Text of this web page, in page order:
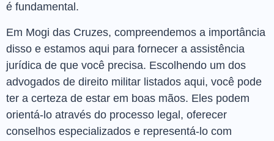
é fundamental.
Em Mogi das Cruzes, compreendemos a importância
disso e estamos aqui para fornecer a assistência
jurídica de que você precisa. Escolhendo um dos
advogados de direito militar listados aqui, você pode
ter a certeza de estar em boas mãos. Eles podem
orientá-lo através do processo legal, oferecer
conselhos especializados e representá-lo com